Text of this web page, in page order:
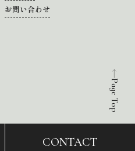
CONTACT
Page Top
お問い合わせ